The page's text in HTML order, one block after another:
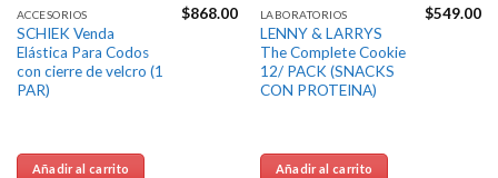
ACCESORIOS
SCHIEK Venda
Elástica Para Codos
con cierre de velcro (1
PAR)
$868.00
Añadir al carrito
LABORATORIOS
LENNY & LARRYS
The Complete Cookie
12/ PACK (SNACKS
CON PROTEINA)
$549.00
Añadir al carrito